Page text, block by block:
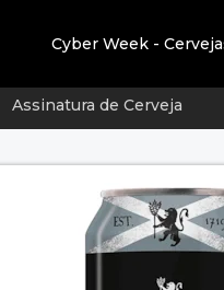
Cyber Week -
Assinatura de Cerveja